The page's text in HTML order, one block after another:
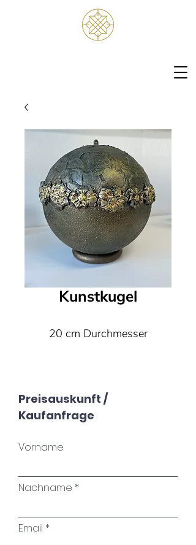
Kunstkugel
20 cm Durchmesser
Preisauskunft /
Kaufanfrage
Vorname
Nachname
Email